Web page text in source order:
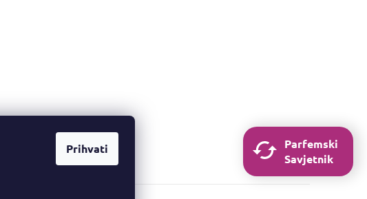
Prihvati
Parfemski
Savjetnik